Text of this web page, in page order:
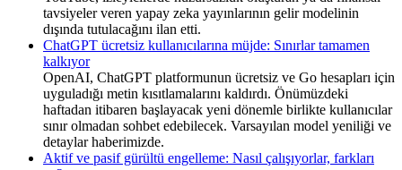
tavsiyeler veren yapay zeka yayınlarının gelir modelinin
dışında tutulacağını ilan etti.
ChatGPT ücretsiz kullanıcılarına müjde: Sınırlar tamamen
kalkıyor
OpenAI, ChatGPT platformunun ücretsiz ve Go hesapları için
uyguladığı metin kısıtlamalarını kaldırdı. Önümüzdeki
haftadan itibaren başlayacak yeni dönemle birlikte kullanıcılar
sınır olmadan sohbet edebilecek. Varsayılan model yeniliği ve
detaylar haberimizde.
Aktif ve pasif gürültü engelleme: Nasıl çalışıyorlar, farkları